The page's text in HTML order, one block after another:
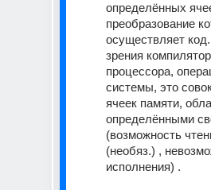
определённых
преобразование
осуществляет
зрения
процессора,
системы, это
ячеек памяти,
определёнными
(возможность
(необяз.) ,
исполнения) .